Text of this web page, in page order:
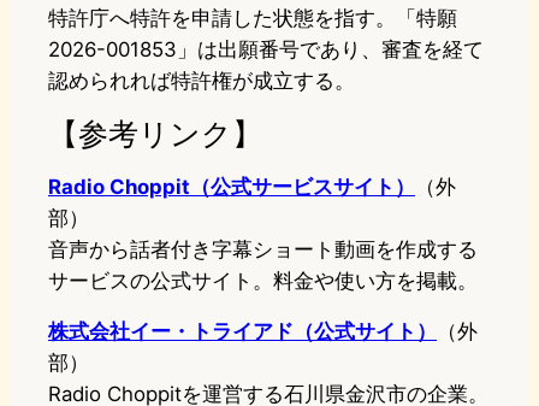
特許庁へ特許を申請した状態を指す。「特願
2026-001853」は出願番号であり、審査を経て
認められれば特許権が成立する。
【参考リンク】
Radio Choppit（公式サービスサイト）
（外
部）
音声から話者付き字幕ショート動画を作成する
サービスの公式サイト。料金や使い方を掲載。
株式会社イー・トライアド（公式サイト）
（外
部）
Radio Choppitを運営する石川県金沢市の企業。